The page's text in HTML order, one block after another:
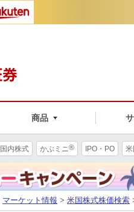
商品
国内株式 かぶミニ® IPO・PO
マーケット情報 > 米国株式株価検索